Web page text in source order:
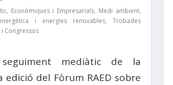
, Econòmiques i Empresarials, Medi ambient,
i energies renovables, Trobades
Congressos
mediàtic de la
edició del Fòrum RAED sobre